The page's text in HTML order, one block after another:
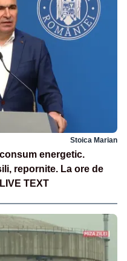
Stoica Marian
energetic.
repornite. La ore de
TEXT